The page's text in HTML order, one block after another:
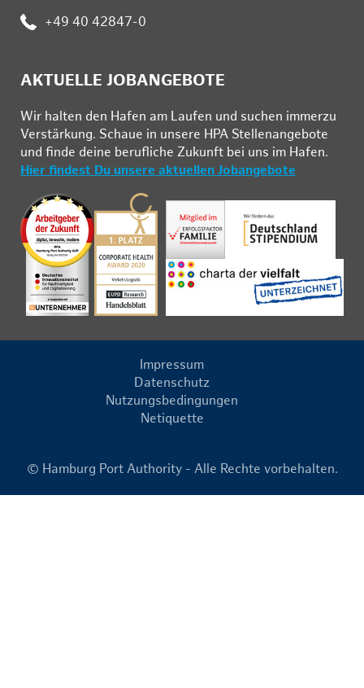
: +49 40 42847-0
AKTUELLE JOBANGEBOTE
Wir hal­ten den Ha­fen am Lau­fen und su­chen im­mer­zu
Ver­stär­kung. Schau­e in un­se­re HPA Stel­len­an­ge­bo­te
und fin­de deine be­ruf­li­che Zu­kunft bei uns im Ha­fen.
Hier findest Du unsere aktuellen Jobangebote
Impressum
Datenschutz
Nutzungsbedingungen
Netiquette
© Hamburg Port Authority - Alle Rechte vorbehalten.